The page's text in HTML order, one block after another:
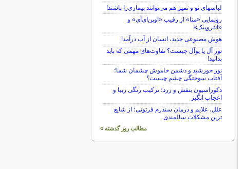
لباس‎های نو و تمیز هم می‌توانند بیماری‌زا باشند!
رونمایی «متا» از رقیب «اوپن‌ای‌آی» و
«آنتروپیک»
هوش مصنوعی جدید، انسان از آب درآمد!
تور آل یا یوآل چیست؟ تفاوت‌های مهمی که باید
بدانید!
نور خورشید و دشمن خاموش چشمان شما؛
آفتاب سوختگی چشم چیست؟
دکوراسیون بنفش و زرد؛ ترکیب رنگی زیبا و
اعجاب انگیز
علل، علایم و درمان سندرم فرتوتی؛ از شایع
ترین مشکلات سالمندی
مطالب روز گذشته »